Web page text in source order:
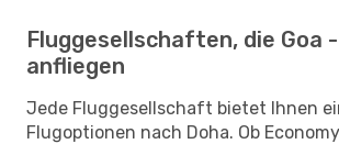
Fluggesellschaften, die Goa
anfliegen
Jede Fluggesellschaft bietet Ihnen
Flugoptionen nach Doha. Ob